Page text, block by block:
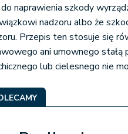
naprawienia szkody
nadzoru albo że
Przepis ten stosuje się
ani umownego stałą
lub cielesnego nie